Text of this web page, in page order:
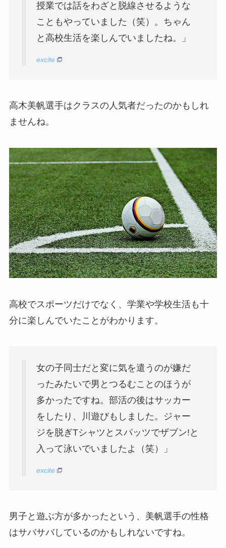
授業では話をわざと脱線させるような
こともやっていました（笑）。ちゃん
と高校生活を楽しんでいましたね。」
excite
高木美帆選手はクラスの人気者だったのかもしれ
ませんね。
高校でスポーツだけでなく、学業や学校生活も十
分に楽しんでいたことがわかります。
女の子同士だと変に気を遣うのが嫌だ
ったみたいで男とつるむことのほうが
多かったですね。部活の後はサッカー
をしたり、川遊びもしました。ジャー
ジを脱ぎTシャツとスパッツでザブン!と
入って泳いでいましたよ（笑）」
excite
男子と遊ぶ方が多かったという、美帆選手の性格
はサバサバしているのかもしれないですね。